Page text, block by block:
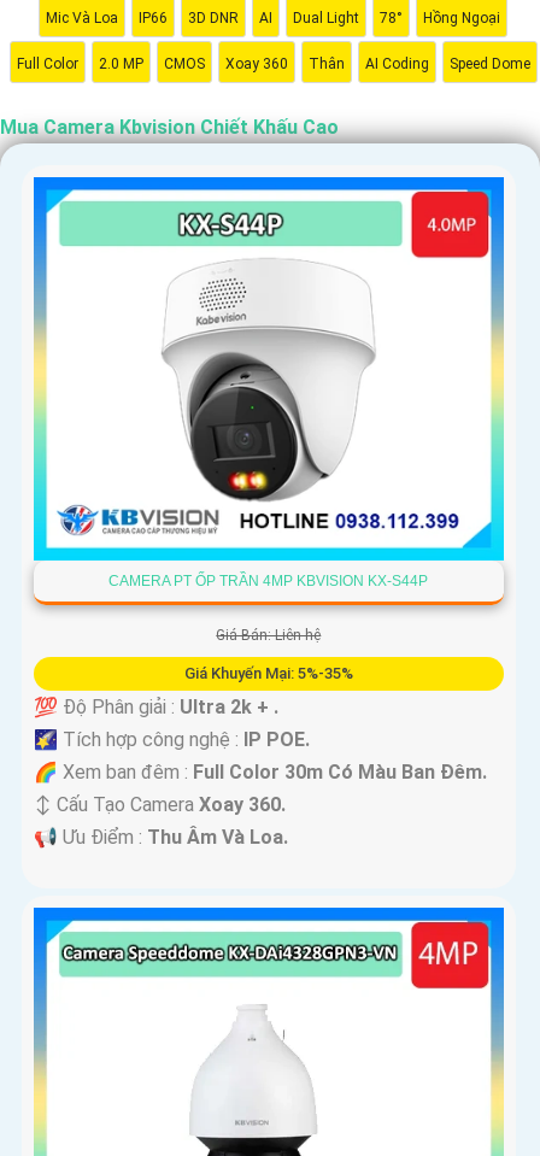
'
Mic Và Loa IP66 3D DNR AI Dual Light 78° Hồng Ngoại
Full Color 2.0 MP CMOS Xoay 360 Thân AI Coding Speed Dome
Mua Camera Kbvision Chiết Khấu Cao
CAMERA PT ỐP TRẦN 4MP KBVISION KX-S44P
Giá Bán: Liên hệ
Giá Khuyến Mại: 5%-35%
💯 Độ Phân giải : Ultra 2k + .
🌠 Tích hợp công nghệ :
IP POE.
🌈 Xem ban đêm : Full Color 30m Có Màu Ban Ðêm.
↕️ Cấu Tạo Camera Xoay 360.
️📢 Ưu Điểm : Thu Âm Và Loa.